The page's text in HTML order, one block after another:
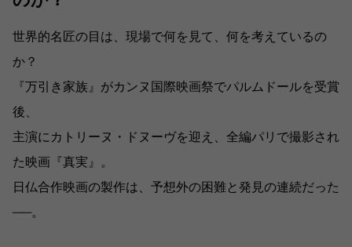
世界的名匠の目は、現場で何を見て、何を考えているの
か？
『万引き家族』がカンヌ国際映画祭でパルムドールを受賞
後、
主演にカトリーヌ・ドヌーヴを迎え、全編パリで撮影され
た映画『真実』。
日仏合作映画の製作は、予想外の困難と発見の連続だった
──。